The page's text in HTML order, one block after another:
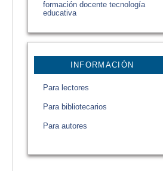
formación docente tecnología
educativa
INFORMACIÓN
Para lectores
Para bibliotecarios
Para autores